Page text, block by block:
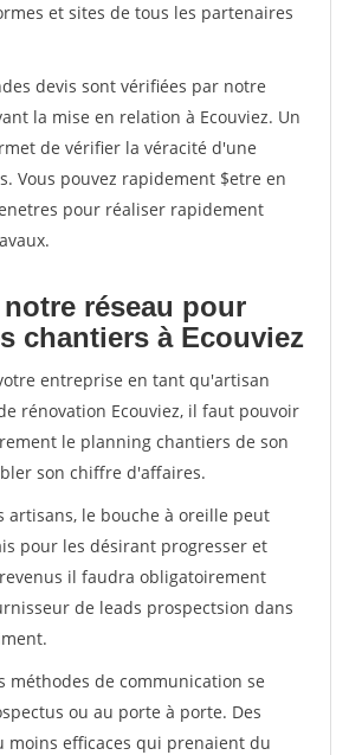
et sites de tous les partenaires
devis sont vérifiées par notre
la mise en relation à Ecouviez. Un
de vérifier la véracité d'une
Vous pouvez rapidement $etre en
pour réaliser rapidement
réseau pour
chantiers à Ecouviez
entreprise en tant qu'artisan
rénovation Ecouviez, il faut pouvoir
le planning chantiers de son
son chiffre d'affaires.
artisans, le bouche à oreille peut
pour les désirant progresser et
il faudra obligatoirement
de leads prospectsion dans
méthodes de communication se
ou au porte à porte. Des
moins efficaces qui prenaient du